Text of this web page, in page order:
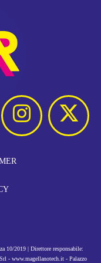
10/2019 | Direttore responsabile:
- www.magellanotech.it - Palazzo